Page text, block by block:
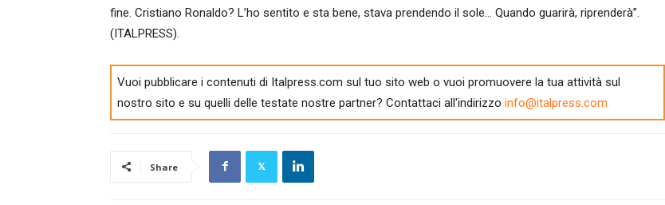
fine. Cristiano Ronaldo? L’ho sentito e sta bene, stava prendendo il sole… Quando guarirà, riprenderà”.
(ITALPRESS).
Vuoi pubblicare i contenuti di Italpress.com sul tuo sito web o vuoi promuovere la tua attività sul
nostro sito e su quelli delle testate nostre partner? Contattaci all'indirizzo info@italpress.com
Share